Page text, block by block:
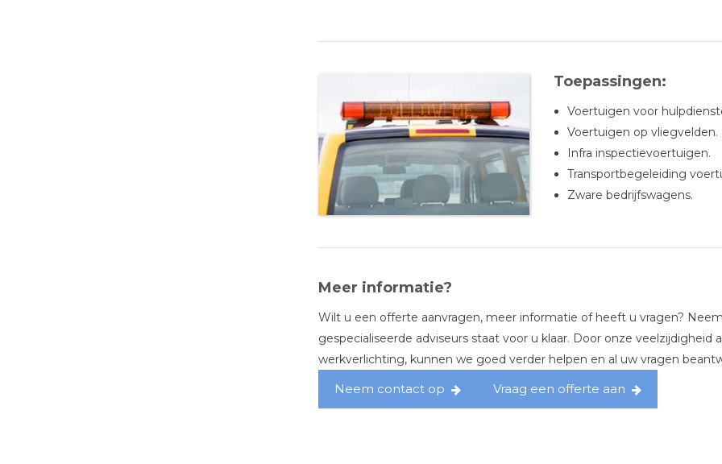
Toepassingen:
Voertuigen voor
Voertuigen op vliegvelden.
Infra inspectievoertuigen.
Transportbegeleiding
Zware bedrijfswagens.
Meer informatie?
Wilt u een offerte aanvragen, meer informatie of heeft u vragen?
gespecialiseerde adviseurs staat voor u klaar. Door onze veelzijdigheid
werkverlichting, kunnen we goed verder helpen en al uw vragen
Neem contact op Vraag een offerte aan